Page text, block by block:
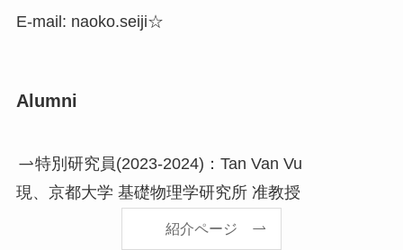
E-mail: naoko.seiji☆
Alumni
特別研究員(2023-2024)：Tan Van Vu
現、京都大学 基礎物理学研究所 准教授
紹介ページ